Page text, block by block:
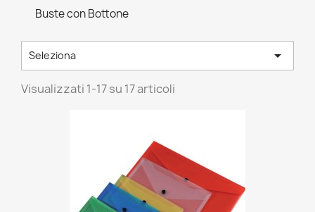
Buste con Bottone
Seleziona 
Visualizzati 1-17 su 17 articoli